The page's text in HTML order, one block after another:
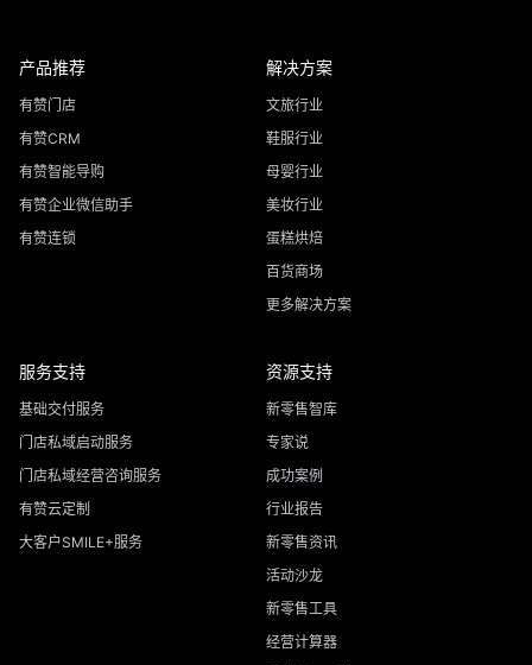
产品推荐
有赞门店
有赞CRM
有赞智能导购
有赞企业微信助手
有赞连锁
解决方案
文旅行业
鞋服行业
母婴行业
美妆行业
蛋糕烘焙
百货商场
更多解决方案
服务支持
基础交付服务
门店私域启动服务
门店私域经营咨询服务
有赞云定制
大客户SMILE+服务
资源支持
新零售智库
专家说
成功案例
行业报告
新零售资讯
活动沙龙
新零售工具
经营计算器